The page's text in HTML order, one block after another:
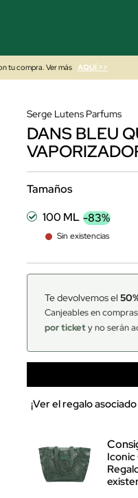
tu compra. Ver más AQUÍ >>
Serge Lutens Parfums
DANS BLEU
Tamaños
100 ML -83%
Sin existencias
Te devolvemos el
Canjeables en
por tickety no serán
¡Ver el regalo
Iconic